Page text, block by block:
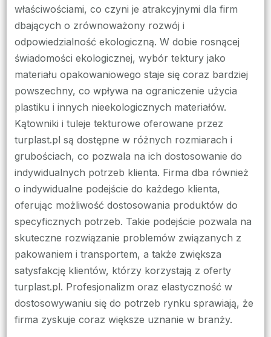
właściwościami, co czyni je atrakcyjnymi dla firm
dbających o zrównoważony rozwój i
odpowiedzialność ekologiczną. W dobie rosnącej
świadomości ekologicznej, wybór tektury jako
materiału opakowaniowego staje się coraz bardziej
powszechny, co wpływa na ograniczenie użycia
plastiku i innych nieekologicznych materiałów.
Kątowniki i tuleje tekturowe oferowane przez
turplast.pl są dostępne w różnych rozmiarach i
grubościach, co pozwala na ich dostosowanie do
indywidualnych potrzeb klienta. Firma dba również
o indywidualne podejście do każdego klienta,
oferując możliwość dostosowania produktów do
specyficznych potrzeb. Takie podejście pozwala na
skuteczne rozwiązanie problemów związanych z
pakowaniem i transportem, a także zwiększa
satysfakcję klientów, którzy korzystają z oferty
turplast.pl. Profesjonalizm oraz elastyczność w
dostosowywaniu się do potrzeb rynku sprawiają, że
firma zyskuje coraz większe uznanie w branży.